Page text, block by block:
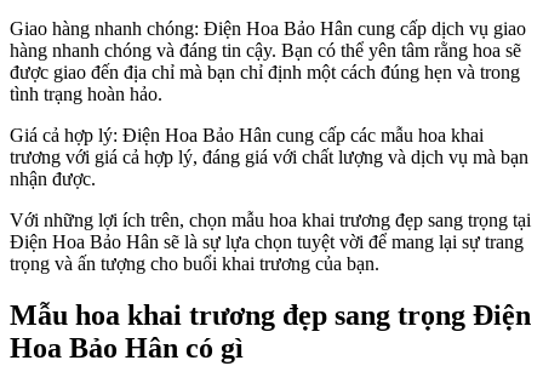
Giao hàng nhanh chóng: Điện Hoa Bảo Hân cung cấp dịch vụ giao
hàng nhanh chóng và đáng tin cậy. Bạn có thể yên tâm rằng hoa sẽ
được giao đến địa chỉ mà bạn chỉ định một cách đúng hẹn và trong
tình trạng hoàn hảo.
Giá cả hợp lý: Điện Hoa Bảo Hân cung cấp các mẫu hoa khai
trương với giá cả hợp lý, đáng giá với chất lượng và dịch vụ mà bạn
nhận được.
Với những lợi ích trên, chọn mẫu hoa khai trương đẹp sang trọng tại
Điện Hoa Bảo Hân sẽ là sự lựa chọn tuyệt vời để mang lại sự trang
trọng và ấn tượng cho buổi khai trương của bạn.
Mẫu hoa khai trương đẹp sang trọng Điện
Hoa Bảo Hân có gì